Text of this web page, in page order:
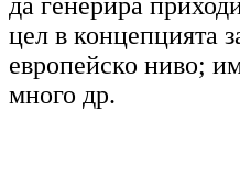
да генерира
цел в концепцията
европейско ниво;
много др.